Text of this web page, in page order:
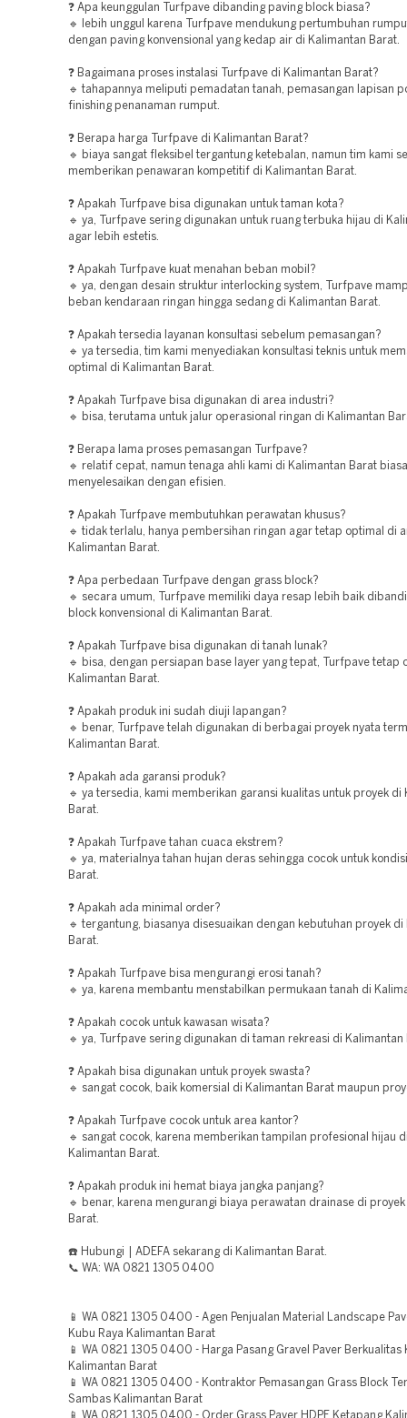
❓ Apa keunggulan Turfpave dibanding paving block biasa?
🔹 lebih unggul karena Turfpave mendukung pertumbuhan
dengan paving konvensional yang kedap air di Kalimantan Barat.
❓ Bagaimana proses instalasi Turfpave di Kalimantan Barat?
🔹 tahapannya meliputi pemadatan tanah, pemasangan lapisan
finishing penanaman rumput.
❓ Berapa harga Turfpave di Kalimantan Barat?
🔹 biaya sangat fleksibel tergantung ketebalan, namun tim kami
memberikan penawaran kompetitif di Kalimantan Barat.
❓ Apakah Turfpave bisa digunakan untuk taman kota?
🔹 ya, Turfpave sering digunakan untuk ruang terbuka hijau di
agar lebih estetis.
❓ Apakah Turfpave kuat menahan beban mobil?
🔹 ya, dengan desain struktur interlocking system, Turfpave
beban kendaraan ringan hingga sedang di Kalimantan Barat.
❓ Apakah tersedia layanan konsultasi sebelum pemasangan?
🔹 ya tersedia, tim kami menyediakan konsultasi teknis untuk
optimal di Kalimantan Barat.
❓ Apakah Turfpave bisa digunakan di area industri?
🔹 bisa, terutama untuk jalur operasional ringan di Kalimantan
❓ Berapa lama proses pemasangan Turfpave?
🔹 relatif cepat, namun tenaga ahli kami di Kalimantan Barat
menyelesaikan dengan efisien.
❓ Apakah Turfpave membutuhkan perawatan khusus?
🔹 tidak terlalu, hanya pembersihan ringan agar tetap optimal di
Kalimantan Barat.
❓ Apa perbedaan Turfpave dengan grass block?
🔹 secara umum, Turfpave memiliki daya resap lebih baik
block konvensional di Kalimantan Barat.
❓ Apakah Turfpave bisa digunakan di tanah lunak?
🔹 bisa, dengan persiapan base layer yang tepat, Turfpave tetap
Kalimantan Barat.
❓ Apakah produk ini sudah diuji lapangan?
🔹 benar, Turfpave telah digunakan di berbagai proyek nyata
Kalimantan Barat.
❓ Apakah ada garansi produk?
🔹 ya tersedia, kami memberikan garansi kualitas untuk proyek di
Barat.
❓ Apakah Turfpave tahan cuaca ekstrem?
🔹 ya, materialnya tahan hujan deras sehingga cocok untuk
Barat.
❓ Apakah ada minimal order?
🔹 tergantung, biasanya disesuaikan dengan kebutuhan proyek di
Barat.
❓ Apakah Turfpave bisa mengurangi erosi tanah?
🔹 ya, karena membantu menstabilkan permukaan tanah di
❓ Apakah cocok untuk kawasan wisata?
🔹 ya, Turfpave sering digunakan di taman rekreasi di Kalimantan
❓ Apakah bisa digunakan untuk proyek swasta?
🔹 sangat cocok, baik komersial di Kalimantan Barat maupun
❓ Apakah Turfpave cocok untuk area kantor?
🔹 sangat cocok, karena memberikan tampilan profesional hijau
Kalimantan Barat.
❓ Apakah produk ini hemat biaya jangka panjang?
🔹 benar, karena mengurangi biaya perawatan drainase di
Barat.
☎️ Hubungi | ADEFA sekarang di Kalimantan Barat.
📞 WA: WA 0821 1305 0400
📱 WA 0821 1305 0400 - Agen Penjualan Material Landscape
Kubu Raya Kalimantan Barat
📱 WA 0821 1305 0400 - Harga Pasang Gravel Paver Berkualitas
Kalimantan Barat
📱 WA 0821 1305 0400 - Kontraktor Pemasangan Grass Block
Sambas Kalimantan Barat
📱 WA 0821 1305 0400 - Order Grass Paver HDPE Ketapang